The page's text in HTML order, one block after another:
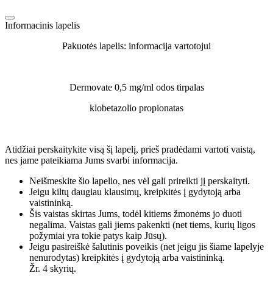
Informacinis lapelis
Pakuotės lapelis: informacija vartotojui
Dermovate 0,5 mg/ml odos tirpalas
klobetazolio propionatas
Atidžiai perskaitykite visą šį lapelį, prieš pradėdami vartoti vaistą,
nes jame pateikiama Jums svarbi informacija.
Neišmeskite šio lapelio, nes vėl gali prireikti jį perskaityti.
Jeigu kiltų daugiau klausimų, kreipkitės į gydytoją arba
vaistininką.
Šis vaistas skirtas Jums, todėl kitiems žmonėms jo duoti
negalima. Vaistas gali jiems pakenkti (net tiems, kurių ligos
požymiai yra tokie patys kaip Jūsų).
Jeigu pasireiškė šalutinis poveikis (net jeigu jis šiame lapelyje
nenurodytas) kreipkitės į gydytoją arba vaistininką.
Žr. 4 skyrių.